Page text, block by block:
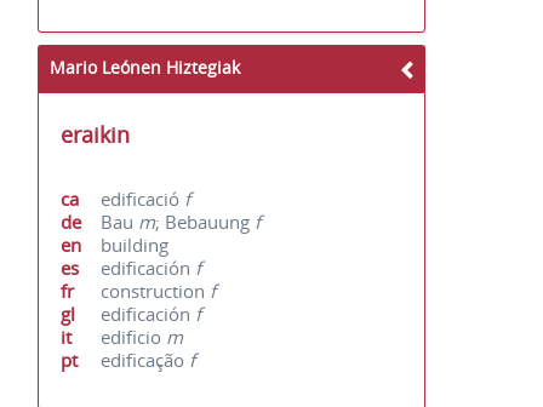
Mario Leónen Hiztegiak
eraikin
ca edificació f
de
Bau m; Bebauung f
en
building
es
edificación f
fr
construction f
gl
edificación f
it
edificio m
pt
edificação f